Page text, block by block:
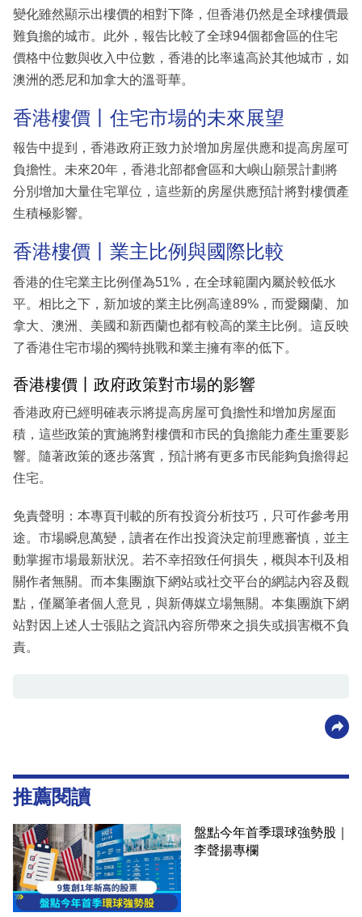
變化雖然顯示出樓價的相對下降，但香港仍然是全球樓價最
難負擔的城市。此外，報告比較了全球94個都會區的住宅
價格中位數與收入中位數，香港的比率遠高於其他城市，如
澳洲的悉尼和加拿大的溫哥華。
香港樓價丨住宅市場的未來展望
報告中提到，香港政府正致力於增加房屋供應和提高房屋可
負擔性。未來20年，香港北部都會區和大嶼山願景計劃將
分別增加大量住宅單位，這些新的房屋供應預計將對樓價產
生積極影響。
香港樓價丨業主比例與國際比較
香港的住宅業主比例僅為51%，在全球範圍內屬於較低水
平。相比之下，新加坡的業主比例高達89%，而愛爾蘭、加
拿大、澳洲、美國和新西蘭也都有較高的業主比例。這反映
了香港住宅市場的獨特挑戰和業主擁有率的低下。
香港樓價丨政府政策對市場的影響
香港政府已經明確表示將提高房屋可負擔性和增加房屋面
積，這些政策的實施將對樓價和市民的負擔能力產生重要影
響。隨著政策的逐步落實，預計將有更多市民能夠負擔得起
住宅。
免責聲明：本專頁刊載的所有投資分析技巧，只可作參考用
途。市場瞬息萬變，讀者在作出投資決定前理應審慎，並主
動掌握市場最新狀況。若不幸招致任何損失，概與本刊及相
關作者無關。而本集團旗下網站或社交平台的網誌內容及觀
點，僅屬筆者個人意見，與新傳媒立場無關。本集團旗下網
站對因上述人士張貼之資訊內容所帶來之損失或損害概不負
責。
推薦閱讀
盤點今年首季環球強勢股｜
李聲揚專欄